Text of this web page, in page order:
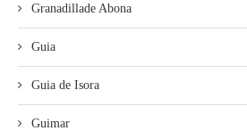
Granadillade Abona
Guia
Guia de Isora
Guimar